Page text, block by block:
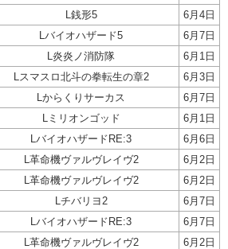
L銭形5
6月4日
Lバイオハザード5
6月7日
L炎炎ノ消防隊
6月1日
Lスマスロ北斗の拳転生の章2
6月3日
Lからくりサーカス
6月7日
Lミリオンゴッド
6月1日
LバイオハザードRE:3
6月6日
L革命機ヴァルヴレイヴ2
6月2日
L革命機ヴァルヴレイヴ2
6月2日
Lチバリヨ2
6月7日
LバイオハザードRE:3
6月7日
L革命機ヴァルヴレイヴ2
6月2日